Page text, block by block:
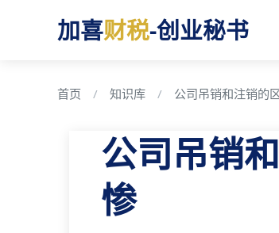
加喜财税-创业秘书
首页 知识库 公司吊销和注销的
公司吊销
惨